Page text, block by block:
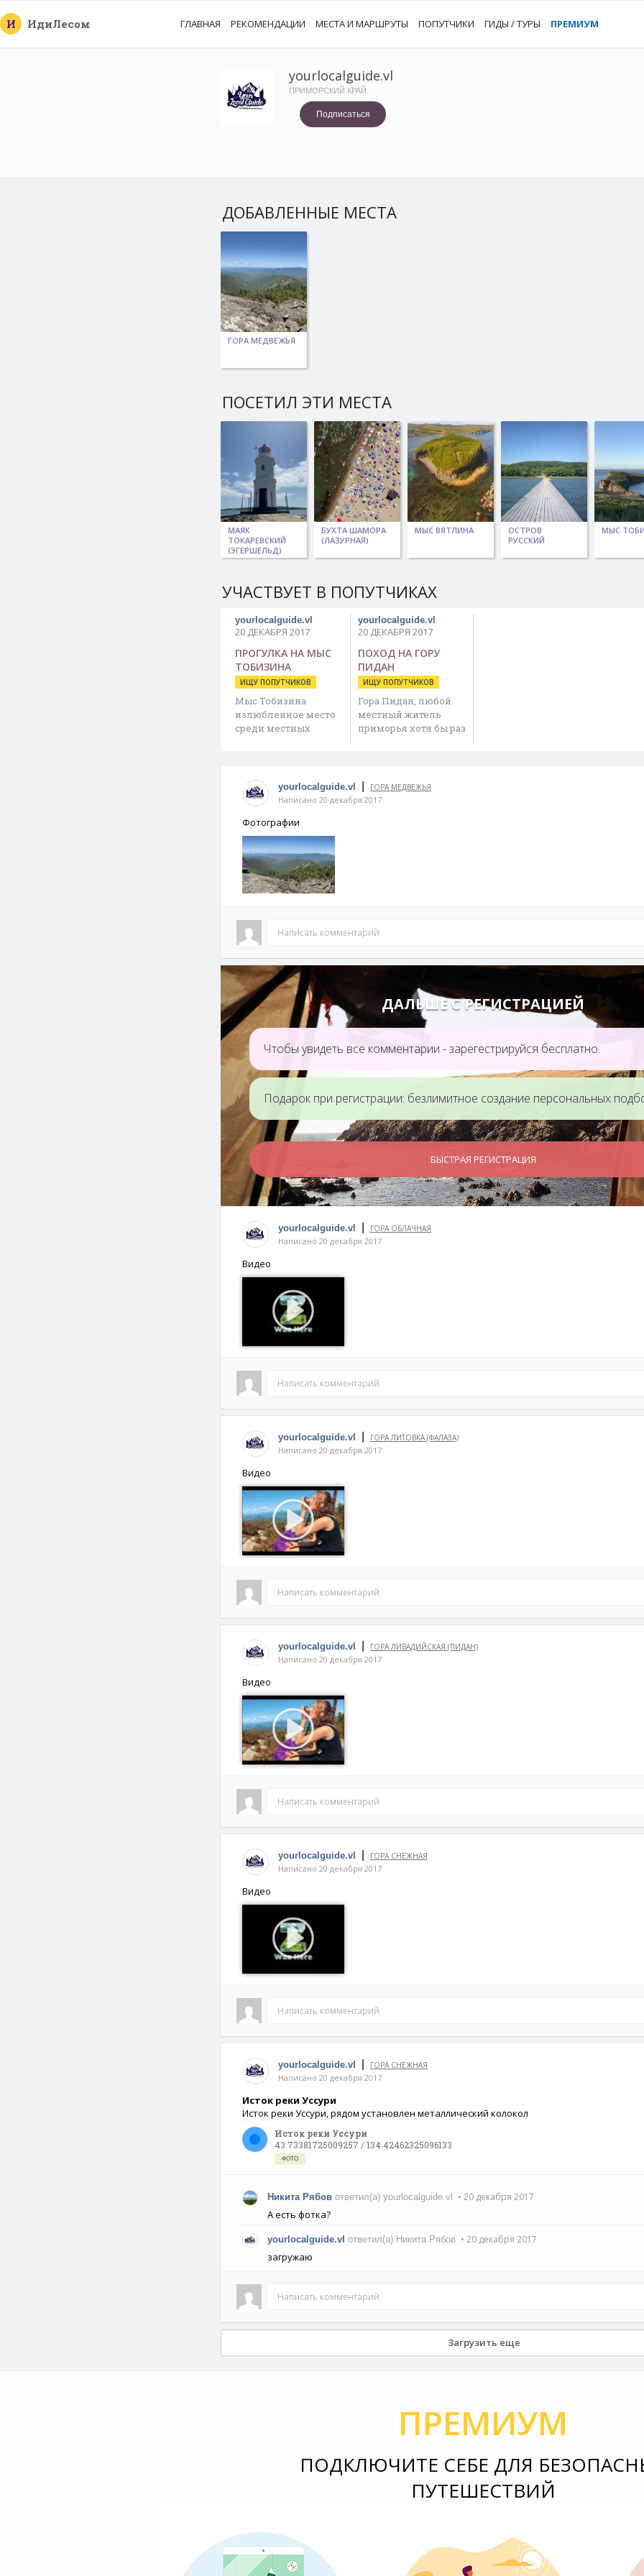
И ИдиЛесом ГЛАВНАЯ РЕКОМЕНДАЦИИ МЕСТА И МАРШРУТЫ ПОПУТЧИКИ ГИДЫ / ТУРЫ ПРЕМИУМ
yourlocalguide.vl
ПРИМОРСКИЙ КРАЙ
Подписаться
ДОБАВЛЕННЫЕ МЕСТА
ГОРА МЕДВЕЖЬЯ
ПОСЕТИЛ ЭТИ МЕСТА
МАЯК
ТОКАРЕВСКИЙ
(ЭГЕРШЕЛЬД)
БУХТА ШАМОРА
(ЛАЗУРНАЯ)
МЫС ВЯТЛИНА
ОСТРОВ
РУССКИЙ
МЫС
УЧАСТВУЕТ В ПОПУТЧИКАХ
yourlocalguide.vl
20 ДЕКАБРЯ 2017
ПРОГУЛКА НА МЫС
ТОБИЗИНА
ИЩУ ПОПУТЧИКОВ
Мыс Тобизина
излюбленное место
среди местных
yourlocalguide.vl
20 ДЕКАБРЯ 2017
ПОХОД НА ГОРУ
ПИДАН
ИЩУ ПОПУТЧИКОВ
Гора Пидан, любой
местный житель
приморья хотя бы раз
yourlocalguide.vl ГОРА МЕДВЕЖЬЯ
Написано 20 декабря 2017
Фотографии
Написать комментарий
ДАЛЬШЕ С РЕГИСТРАЦИЕЙ
Чтобы увидеть все комментарии - зарегестрируйся бесплатно.
Подарок при регистрации: безлимитное создание персональных
БЫСТРАЯ РЕГИСТРАЦИЯ
yourlocalguide.vl ГОРА ОБЛАЧНАЯ
Написано 20 декабря 2017
Видео
Написать комментарий
yourlocalguide.vl ГОРА ЛИТОВКА (ФАЛАЗА)
Написано 20 декабря 2017
Видео
Написать комментарий
yourlocalguide.vl ГОРА ЛИВАДИЙСКАЯ (ПИДАН)
Написано 20 декабря 2017
Видео
Написать комментарий
yourlocalguide.vl ГОРА СНЕЖНАЯ
Написано 20 декабря 2017
Видео
Написать комментарий
yourlocalguide.vl ГОРА СНЕЖНАЯ
Написано 20 декабря 2017
Исток реки Уссури
Исток реки Уссури, рядом установлен металлический колокол
Исток реки Уссури
43.73381725009257 / 134.42462325096133
ФОТО
Никита Рябов ответил(а) yourlocalguide.vl • 20 декабря 2017
А есть фотка?
yourlocalguide.vl ответил(а) Никита Рябов • 20 декабря 2017
загружаю
Написать комментарий
Загрузить еще
ПРЕМИУМ
ПОДКЛЮЧИТЕ СЕБЕ ДЛЯ
ПУТЕШЕСТВИЙ